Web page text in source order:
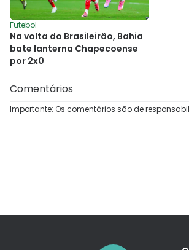
Futebol
Na volta do Brasileirão, Bahia
bate lanterna Chapecoense
por 2x0
Comentários
Importante: Os comentários são de